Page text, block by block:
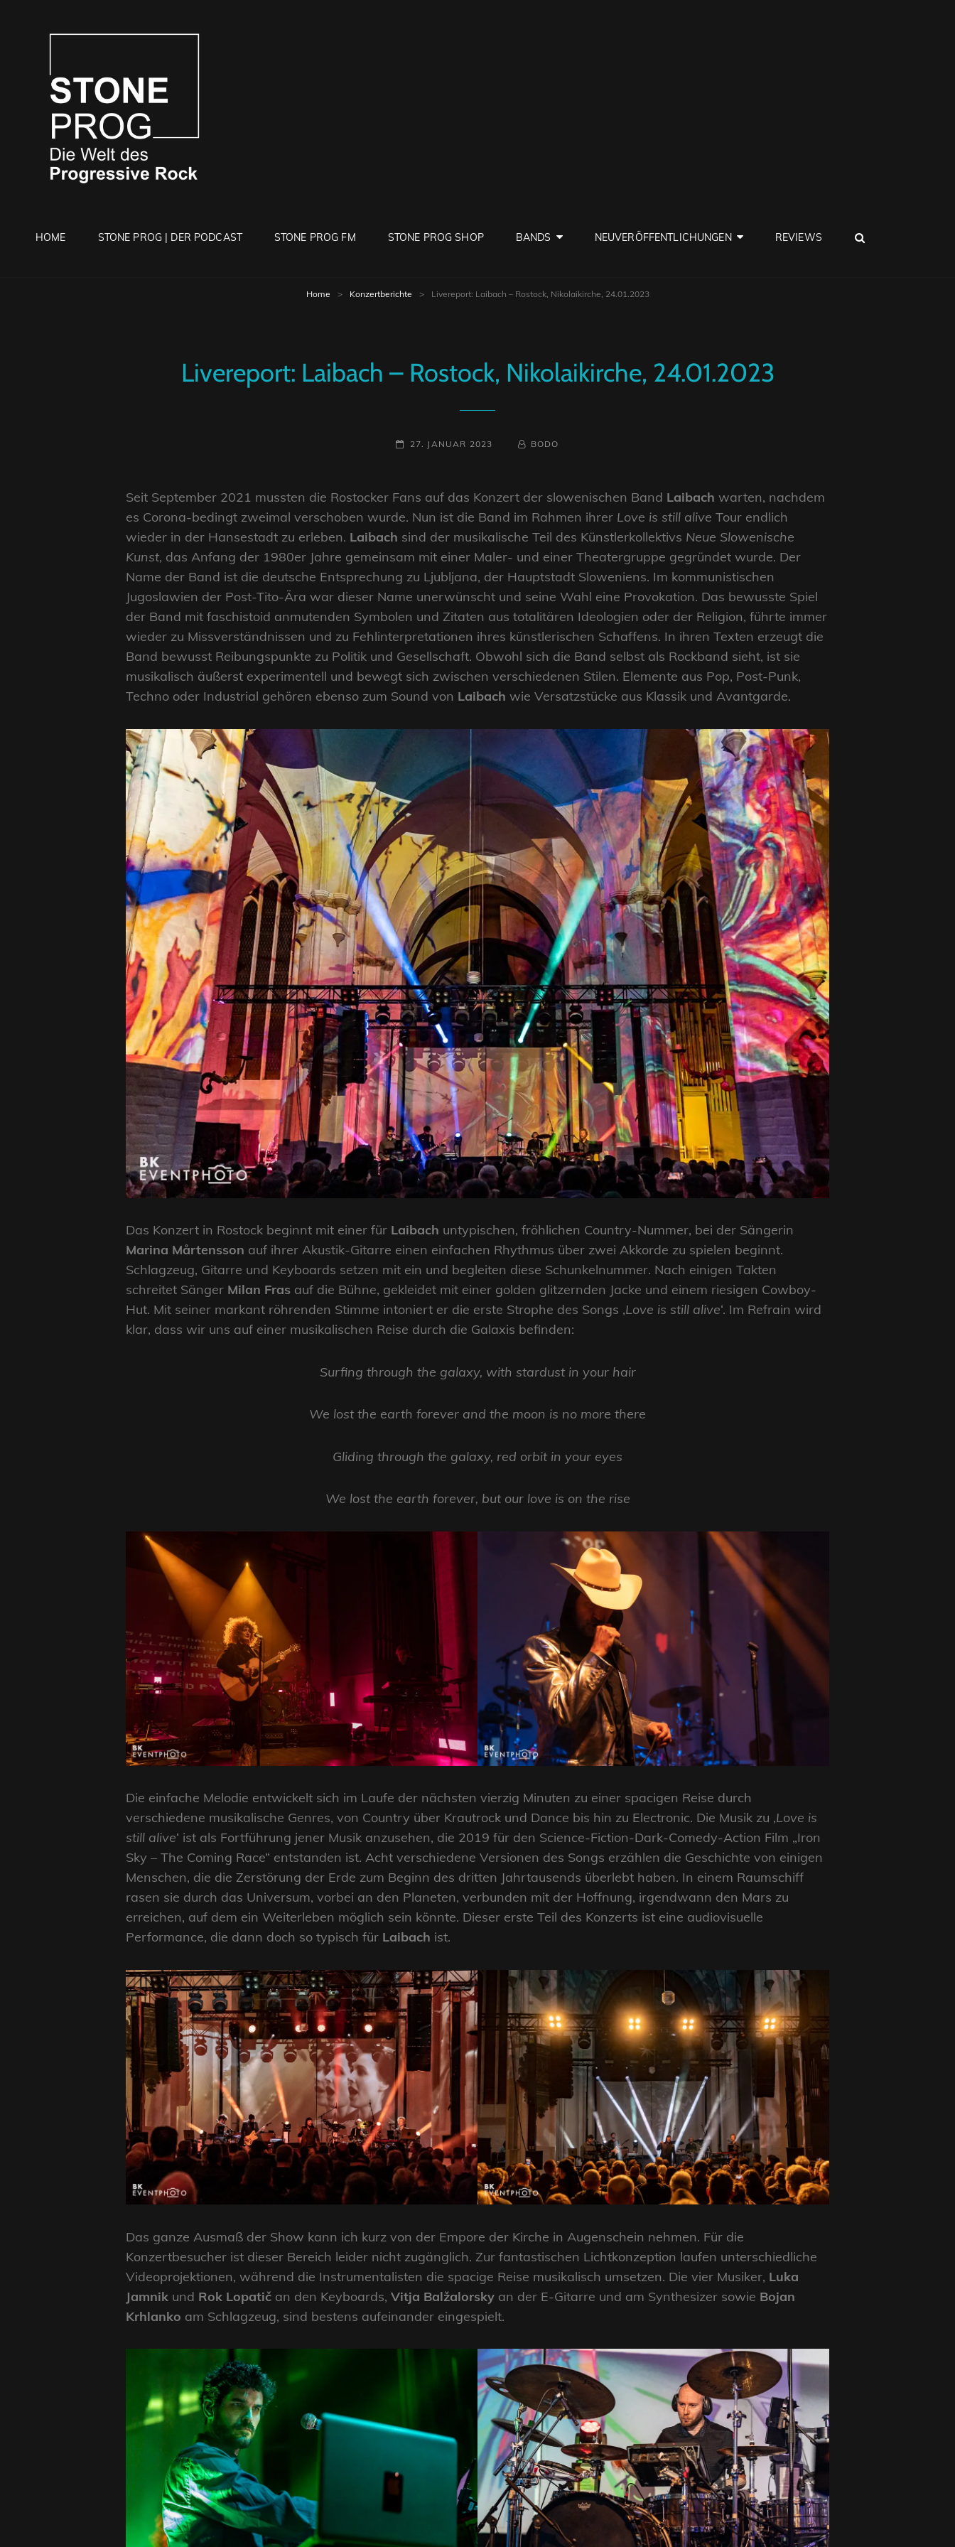
HOME STONE PROG | DER PODCAST STONE PROG FM STONE PROG SHOP BANDS NEUVERÖFFENTLICHUNGEN REVIEWS
Home > Konzertberichte > Livereport: Laibach – Rostock, Nikolaikirche, 24.01.2023
Livereport: Laibach – Rostock, Nikolaikirche, 24.01.2023
POSTED-
27. JANUAR 2023
BY
BYLINE
BODO
Seit September 2021 mussten die Rostocker Fans auf das Konzert der slowenischen Band Laibach warten, nachdem
es Corona-bedingt zweimal verschoben wurde. Nun ist die Band im Rahmen ihrer Love is still alive Tour endlich
wieder in der Hansestadt zu erleben. Laibach sind der musikalische Teil des Künstlerkollektivs Neue Slowenische
Kunst, das Anfang der 1980er Jahre gemeinsam mit einer Maler- und einer Theatergruppe gegründet wurde. Der
Name der Band ist die deutsche Entsprechung zu Ljubljana, der Hauptstadt Sloweniens. Im kommunistischen
Jugoslawien der Post-Tito-Ära war dieser Name unerwünscht und seine Wahl eine Provokation. Das bewusste Spiel
der Band mit faschistoid anmutenden Symbolen und Zitaten aus totalitären Ideologien oder der Religion, führte immer
wieder zu Missverständnissen und zu Fehlinterpretationen ihres künstlerischen Schaffens. In ihren Texten erzeugt die
Band bewusst Reibungspunkte zu Politik und Gesellschaft. Obwohl sich die Band selbst als Rockband sieht, ist sie
musikalisch äußerst experimentell und bewegt sich zwischen verschiedenen Stilen. Elemente aus Pop, Post-Punk,
Techno oder Industrial gehören ebenso zum Sound von Laibach wie Versatzstücke aus Klassik und Avantgarde.
Das Konzert in Rostock beginnt mit einer für Laibach untypischen, fröhlichen Country-Nummer, bei der Sängerin
Marina Mårtensson auf ihrer Akustik-Gitarre einen einfachen Rhythmus über zwei Akkorde zu spielen beginnt.
Schlagzeug, Gitarre und Keyboards setzen mit ein und begleiten diese Schunkelnummer. Nach einigen Takten
schreitet Sänger Milan Fras auf die Bühne, gekleidet mit einer golden glitzernden Jacke und einem riesigen Cowboy-
Hut. Mit seiner markant röhrenden Stimme intoniert er die erste Strophe des Songs ‚Love is still alive‘. Im Refrain wird
klar, dass wir uns auf einer musikalischen Reise durch die Galaxis befinden:
Surfing through the galaxy, with stardust in your hair
We lost the earth forever and the moon is no more there
Gliding through the galaxy, red orbit in your eyes
We lost the earth forever, but our love is on the rise
Die einfache Melodie entwickelt sich im Laufe der nächsten vierzig Minuten zu einer spacigen Reise durch
verschiedene musikalische Genres, von Country über Krautrock und Dance bis hin zu Electronic. Die Musik zu ‚Love is
still alive‘ ist als Fortführung jener Musik anzusehen, die 2019 für den Science-Fiction-Dark-Comedy-Action Film „Iron
Sky – The Coming Race“ entstanden ist. Acht verschiedene Versionen des Songs erzählen die Geschichte von einigen
Menschen, die die Zerstörung der Erde zum Beginn des dritten Jahrtausends überlebt haben. In einem Raumschiff
rasen sie durch das Universum, vorbei an den Planeten, verbunden mit der Hoffnung, irgendwann den Mars zu
erreichen, auf dem ein Weiterleben möglich sein könnte. Dieser erste Teil des Konzerts ist eine audiovisuelle
Performance, die dann doch so typisch für Laibach ist.
Das ganze Ausmaß der Show kann ich kurz von der Empore der Kirche in Augenschein nehmen. Für die
Konzertbesucher ist dieser Bereich leider nicht zugänglich. Zur fantastischen Lichtkonzeption laufen unterschiedliche
Videoprojektionen, während die Instrumentalisten die spacige Reise musikalisch umsetzen. Die vier Musiker, Luka
Jamnik und Rok Lopatič an den Keyboards, Vitja Balžalorsky an der E-Gitarre und am Synthesizer sowie Bojan
Krhlanko am Schlagzeug, sind bestens aufeinander eingespielt.